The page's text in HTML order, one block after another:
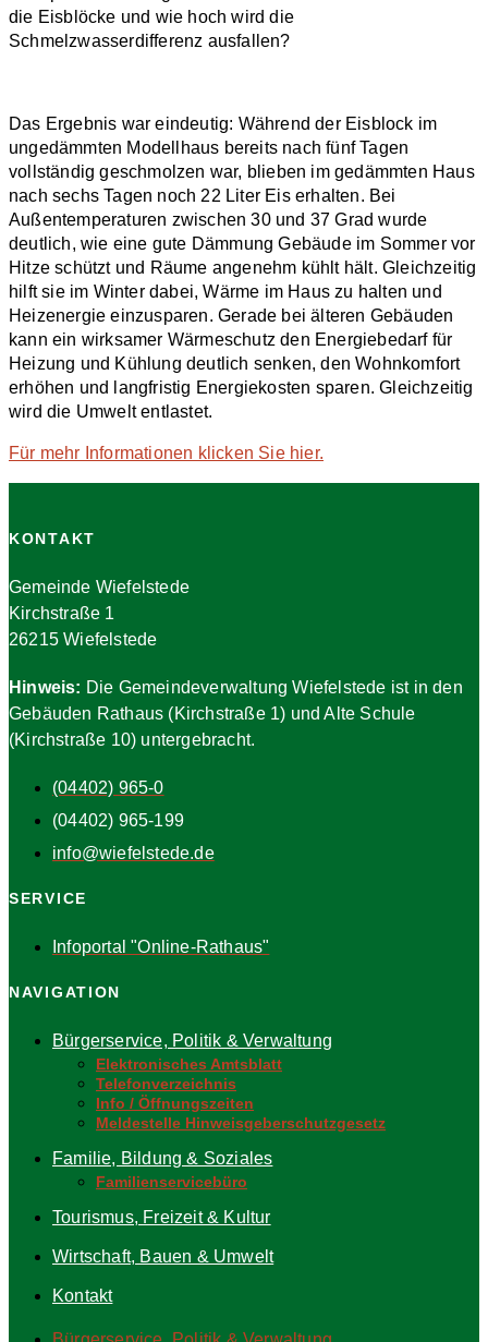
die Eisblöcke und wie hoch wird die
Schmelzwasserdifferenz ausfallen?
Das Ergebnis war eindeutig: Während der Eisblock im
ungedämmten Modellhaus bereits nach fünf Tagen
vollständig geschmolzen war, blieben im gedämmten Haus
nach sechs Tagen noch 22 Liter Eis erhalten. Bei
Außentemperaturen zwischen 30 und 37 Grad wurde
deutlich, wie eine gute Dämmung Gebäude im Sommer vor
Hitze schützt und Räume angenehm kühlt hält. Gleichzeitig
hilft sie im Winter dabei, Wärme im Haus zu halten und
Heizenergie einzusparen. Gerade bei älteren Gebäuden
kann ein wirksamer Wärmeschutz den Energiebedarf für
Heizung und Kühlung deutlich senken, den Wohnkomfort
erhöhen und langfristig Energiekosten sparen. Gleichzeitig
wird die Umwelt entlastet.
Für mehr Informationen klicken Sie hier.
KONTAKT
Gemeinde Wiefelstede
Kirchstraße 1
26215 Wiefelstede
Hinweis: Die Gemeindeverwaltung Wiefelstede ist in den
Gebäuden Rathaus (Kirchstraße 1) und Alte Schule
(Kirchstraße 10) untergebracht.
(04402) 965-0
(04402) 965-199
info@wiefelstede.de
SERVICE
Infoportal "Online-Rathaus"
NAVIGATION
Bürgerservice, Politik & Verwaltung
Elektronisches Amtsblatt
Telefonverzeichnis
Info / Öffnungszeiten
Meldestelle Hinweisgeberschutzgesetz
Familie, Bildung & Soziales
Familienservicebüro
Tourismus, Freizeit & Kultur
Wirtschaft, Bauen & Umwelt
Kontakt